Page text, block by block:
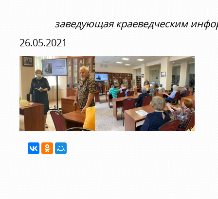
заведующая краеведческим
26.05.2021